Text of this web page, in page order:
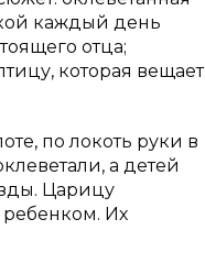
каждый день
отца;
которая вещает
по локоть руки в
а детей
Царицу
Их